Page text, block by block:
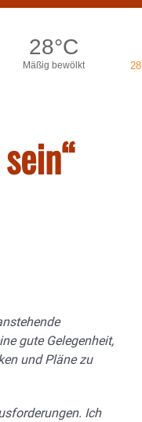
gute Gelegenheit,
und Pläne zu
Ich